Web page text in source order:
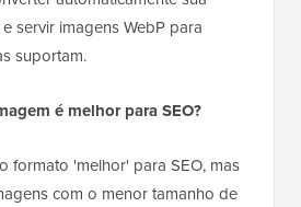
servir imagens WebP para
suportam.
é melhor para SEO?
formato 'melhor' para SEO, mas
com o menor tamanho de